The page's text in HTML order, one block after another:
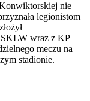
nie
legionistom
SKLW wraz z KP
meczu na
stadionie.